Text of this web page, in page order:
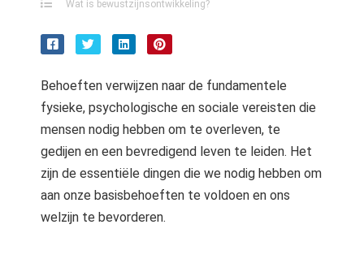
Wat is bewustzijnsontwikkeling?
Behoeften verwijzen naar de fundamentele
fysieke, psychologische en sociale vereisten die
mensen nodig hebben om te overleven, te
gedijen en een bevredigend leven te leiden. Het
zijn de essentiële dingen die we nodig hebben om
aan onze basisbehoeften te voldoen en ons
welzijn te bevorderen.